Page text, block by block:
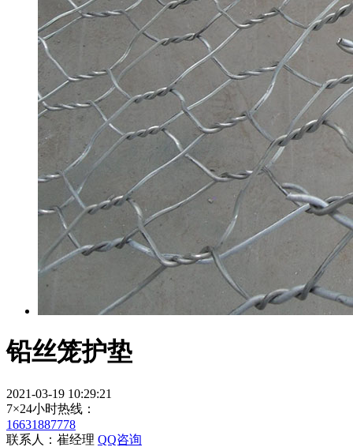
铅丝笼护垫
2021-03-19 10:29:21
7×24小时热线：
16631887778
联系人：崔经理 QQ咨询